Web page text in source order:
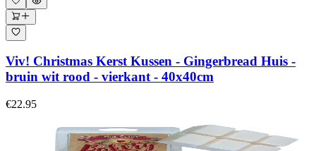
Viv! Christmas Kerst Kussen - Gingerbread Huis -
bruin wit rood - vierkant - 40x40cm
€22.95